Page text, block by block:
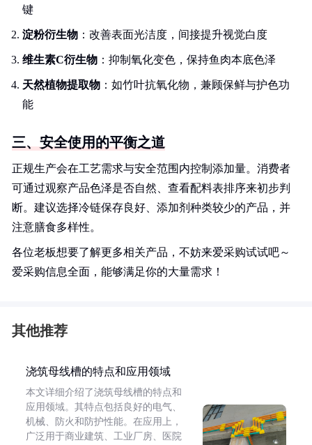
键
淀粉衍生物 ：改善表面光洁度，间接提升视觉白度
维生素C衍生物 ：抑制氧化变色，保持鱼肉本底色泽
天然植物提取物 ：如竹叶抗氧化物，兼顾保鲜与护色功
能
三、安全使用的平衡之道
正规生产会在工艺需求与安全范围内控制添加量。消费者
可通过观察产品色泽是否自然、查看配料表排序来初步判
断。建议选择冷链保存良好、添加剂种类较少的产品，并
注意膳食多样性。
各位老板想要了解更多相关产品，不妨来爱采购试试吧～
爱采购信息全面，能够满足你的大量需求！
其他推荐
浇筑母线槽的特点和应用领域
本文详细介绍了浇筑母线槽的特点和
应用领域。其特点包括良好的电气、
机械、防火和防护性能。在应用上，
广泛用于商业建筑、工业厂房、医院